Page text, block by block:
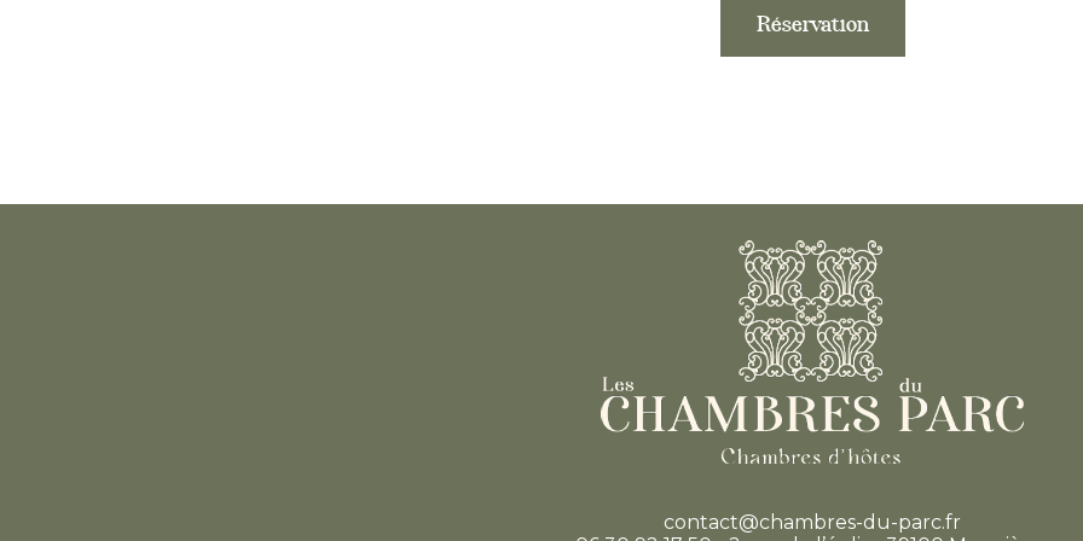
Réservation
contact@chambres-du-parc.fr